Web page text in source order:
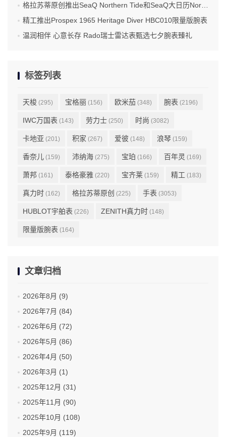
格拉苏蒂原创推出SeaQ Northern Tide和SeaQ大日历Northern Tide限量版腕表
精工推出Prospex 1965 Heritage Diver HBC010限量版腕表
温润相伴 心意长存 Rado瑞士雷达表甄选七夕腕表臻礼
标签列表
天梭 (295) 宝格丽 (156) 欧米茄 (348) 腕表 (2196)
IWC万国表 (143) 劳力士 (250) 时尚 (3082)
卡地亚 (201) 积家 (267) 爱彼 (148) 浪琴 (159)
香奈儿 (159) 沛纳海 (275) 宝珀 (166) 百年灵 (169)
萧邦 (161) 泰格豪雅 (220) 宝齐莱 (159) 精工 (183)
真力时 (162) 格拉苏蒂原创 (225) 手表 (3053)
HUBLOT宇舶表 (226) ZENITH真力时 (148)
限量版腕表 (164)
文章归档
2026年8月 (9)
2026年7月 (84)
2026年6月 (72)
2026年5月 (86)
2026年4月 (50)
2026年3月 (1)
2025年12月 (31)
2025年11月 (90)
2025年10月 (108)
2025年9月 (119)